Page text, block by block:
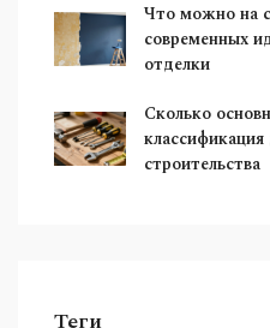
Что можно на
современных
отделки
Сколько
строительства
Теги